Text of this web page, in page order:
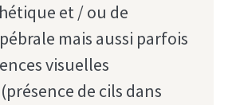
et / ou de
mais aussi parfois
visuelles
de cils dans